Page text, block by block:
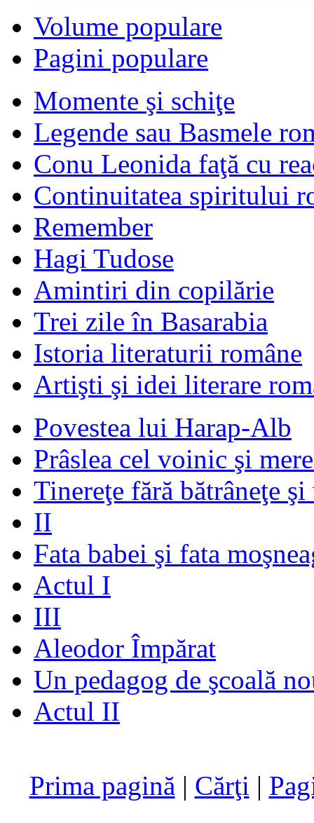
Volume populare
Pagini populare
Momente şi schiţe
Legende sau Basmele
Conu Leonida faţă cu
Continuitatea spiritului
Remember
Hagi Tudose
Amintiri din copilărie
Trei zile în Basarabia
Istoria literaturii române
Artişti şi idei literare
Povestea lui Harap-Alb
Prâslea cel voinic şi
Tinereţe fără bătrâneţe
II
Fata babei şi fata
Actul I
III
Aleodor Împărat
Un pedagog de şcoală
Actul II
Prima pagină | Cărţi |